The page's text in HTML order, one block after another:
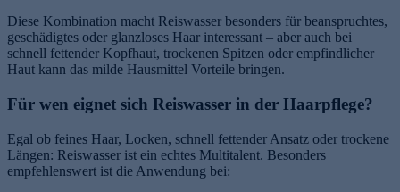
Diese Kombination macht Reiswasser besonders für beanspruchtes,
geschädigtes oder glanzloses Haar interessant – aber auch bei
schnell fettender Kopfhaut, trockenen Spitzen oder empfindlicher
Haut kann das milde Hausmittel Vorteile bringen.
Für wen eignet sich Reiswasser in der Haarpflege?
Egal ob feines Haar, Locken, schnell fettender Ansatz oder trockene
Längen: Reiswasser ist ein echtes Multitalent. Besonders
empfehlenswert ist die Anwendung bei: